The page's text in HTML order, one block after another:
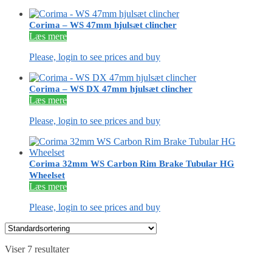
Corima – WS 47mm hjulsæt clincher
Læs mere
Please, login to see prices and buy
Corima – WS DX 47mm hjulsæt clincher
Læs mere
Please, login to see prices and buy
Corima 32mm WS Carbon Rim Brake Tubular HG
Wheelset
Læs mere
Please, login to see prices and buy
Viser 7 resultater